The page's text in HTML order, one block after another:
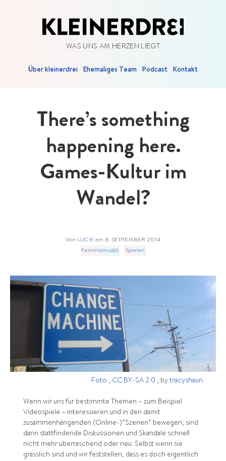
WAS UNS AM HERZEN LIEGT
Über kleinerdrei Ehemaliges Team Podcast Kontakt
There’s something
happening here.
Games-Kultur im
Wandel?
Von LUCIE am 8. SEPTEMBER 2014
Feminismus(s)
Spielen
Foto , CC BY-SA 2.0 , bytracyshaun
Wenn wir uns für bestimmte Themen – zum Beispiel
Videospiele – interessieren und in den damit
zusammenhängenden (Online-)“Szenen“ bewegen, sind
darin stattfindende Diskussionen und Skandale schnell
nicht mehr überraschend oder neu. Selbst wenn sie
grässlich sind und wir feststellen, dass es doch eigentlich